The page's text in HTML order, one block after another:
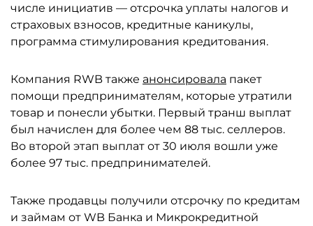
числе инициатив — отсрочка уплаты налогов и
страховых взносов, кредитные каникулы,
программа стимулирования кредитования.
Компания RWB также анонсировала пакет
помощи предпринимателям, которые утратили
товар и понесли убытки. Первый транш выплат
был начислен для более чем 88 тыс. селлеров.
Во второй этап выплат от 30 июля вошли уже
более 97 тыс. предпринимателей.
Также продавцы получили отсрочку по кредитам
и займам от WB Банка и Микрокредитной